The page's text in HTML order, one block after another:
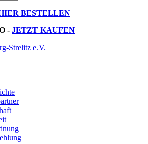
BESTELLEN
- JETZT KAUFEN